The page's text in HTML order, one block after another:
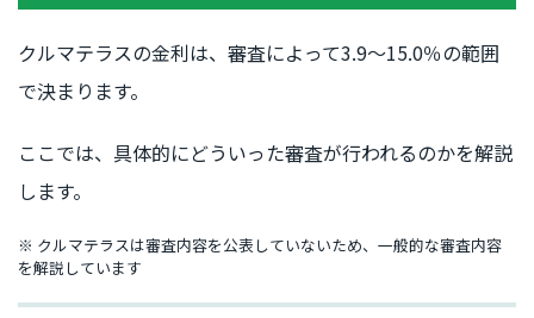
クルマテラスの金利は、審査によって3.9〜15.0％の範囲
で決まります。
ここでは、具体的にどういった審査が行われるのかを解説
します。
※ クルマテラスは審査内容を公表していないため、一般的な審査内容
を解説しています